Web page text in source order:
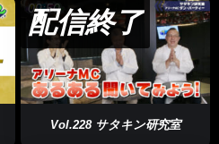
09:50
配信終了
Vol.228 サタキン研究室